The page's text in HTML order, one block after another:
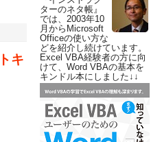
キ
ターのネタ帳』
では、2003年10
月からMicrosoft
Officeの使い方な
どを紹介し続けています。
Excel VBA経験者の方に向
けて、Word VBAの基本を
キンドル本にしました↓↓